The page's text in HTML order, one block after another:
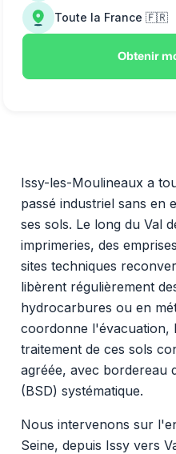
Issy-les-Moulineaux a
passé industriel sans en
ses sols. Le long du Val
imprimeries, des
sites techniques
libèrent régulièrement
hydrocarbures ou en
coordonne l'évacuation,
traitement de ces sols
agréée, avec bordereau
(BSD) systématique.
Nous intervenons sur
Seine, depuis Issy vers
Toute la France 🇫🇷
Obtenir